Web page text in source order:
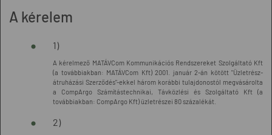
A kérelem
1)
A kérelmező MATÁVCom Kommunikációs Rendszereket Szolgáltató Kft
(a továbbiakban: MATÁVCom Kft) 2001. január 2-án kötött "Üzletrész-
átruházási Szerződés"-ekkel három korábbi tulajdonostól megvásárolta
a CompArgo Számítástechnikai, Távközlési és Szolgáltató Kft (a
továbbiakban: CompArgo Kft) üzletrészei 80 százalékát.
2)